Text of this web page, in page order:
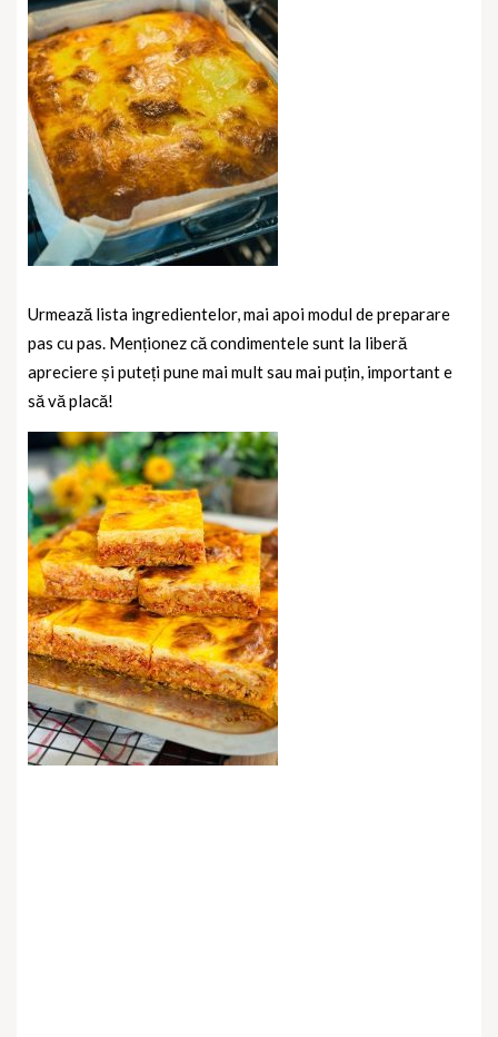
Urmează lista ingredientelor, mai apoi modul de preparare
pas cu pas. Menționez că condimentele sunt la liberă
apreciere și puteți pune mai mult sau mai puțin, important e
să vă placă!